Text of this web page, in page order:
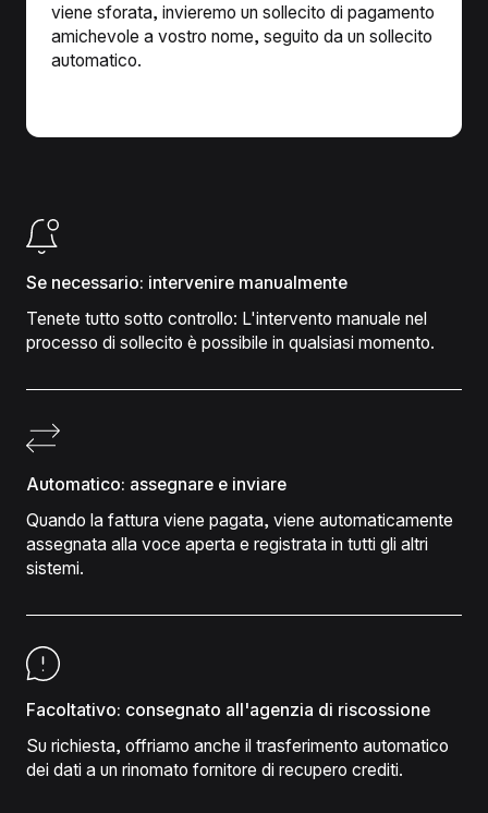
viene sforata, invieremo un sollecito di pagamento
amichevole a vostro nome, seguito da un sollecito
automatico.
Se necessario: intervenire manualmente
Tenete tutto sotto controllo: L'intervento manuale nel
processo di sollecito è possibile in qualsiasi momento.
Automatico: assegnare e inviare
Quando la fattura viene pagata, viene automaticamente
assegnata alla voce aperta e registrata in tutti gli altri
sistemi.
Facoltativo: consegnato all'agenzia di riscossione
Su richiesta, offriamo anche il trasferimento automatico
dei dati a un rinomato fornitore di recupero crediti.